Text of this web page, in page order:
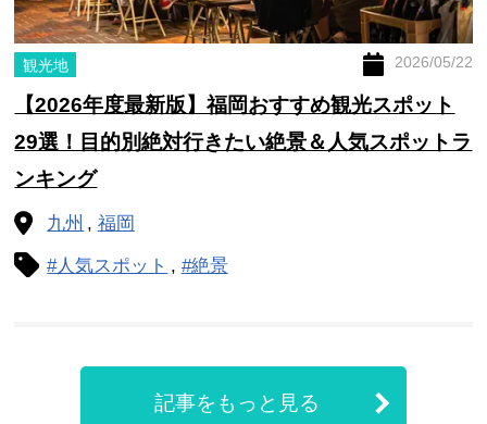
観光地 2026/05/22
【2026年度最新版】福岡おすすめ観光スポット
29選！目的別絶対行きたい絶景＆人気スポットラ
ンキング
九州 福岡
#人気スポット #絶景
記事をもっと見る